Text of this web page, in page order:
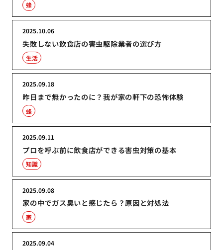
蜂
失敗しない飲食店の害虫駆除業者の選び方
2025.10.06
生活
昨日まで無かったのに？我が家の軒下の恐怖体験
2025.09.18
蜂
プロを呼ぶ前に飲食店ができる害虫対策の基本
2025.09.11
知識
家の中でガス臭いと感じたら？原因と対処法
2025.09.08
家
2025.09.04